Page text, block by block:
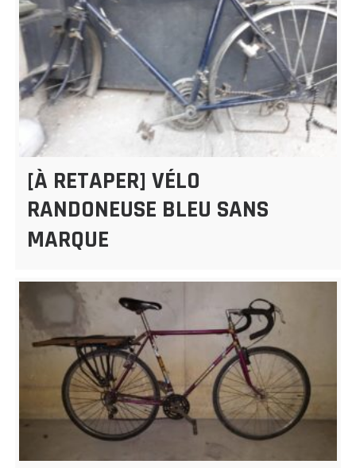
[À RETAPER] VÉLO
RANDONEUSE BLEU SANS
MARQUE